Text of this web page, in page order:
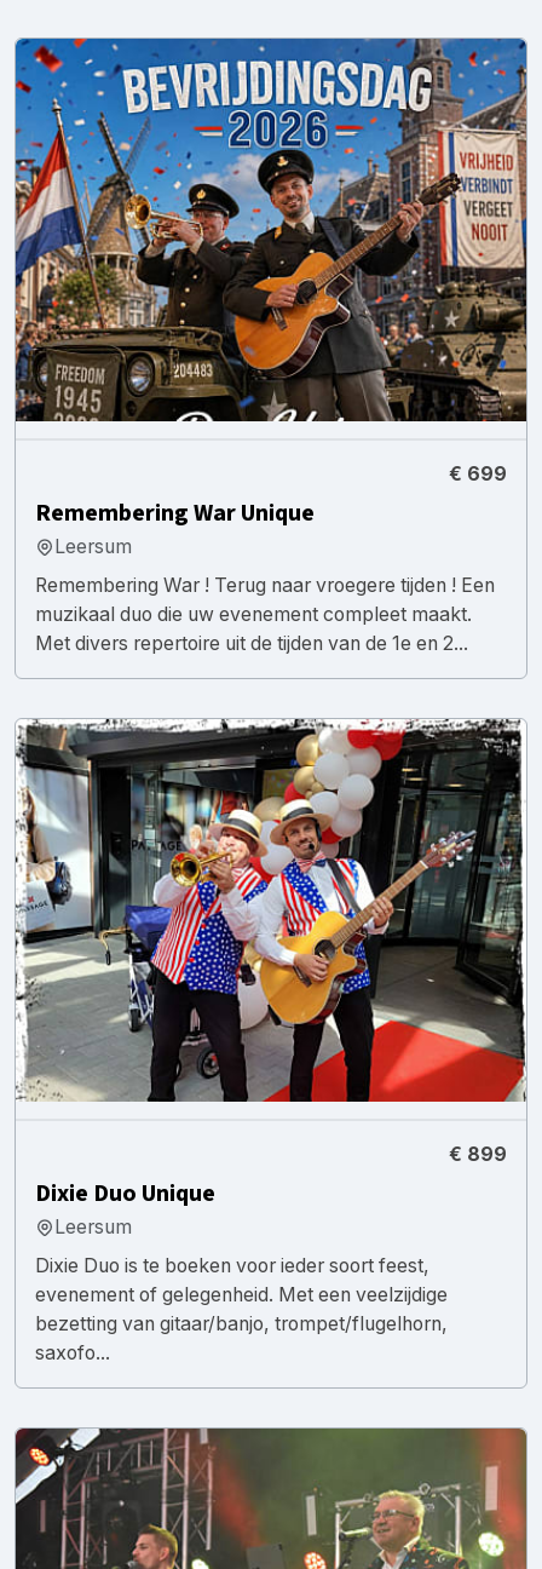
€ 699
Remembering War Unique
Leersum
Remembering War ! Terug naar vroegere tijden ! Een
muzikaal duo die uw evenement compleet maakt.
Met divers repertoire uit de tijden van de 1e en 2...
€ 899
Dixie Duo Unique
Leersum
Dixie Duo is te boeken voor ieder soort feest,
evenement of gelegenheid. Met een veelzijdige
bezetting van gitaar/banjo, trompet/flugelhorn,
saxofo...